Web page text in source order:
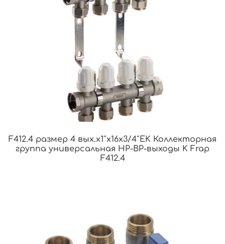
F412.4 размер 4 вых.x1″x16x3/4″EK Коллекторная
группа универсальная НР-ВР-выходы K Frap
F412.4